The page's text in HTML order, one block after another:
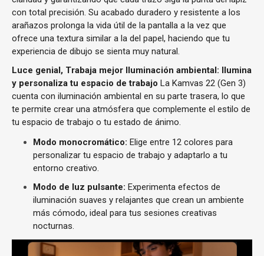
con total precisión. Su acabado duradero y resistente a los
arañazos prolonga la vida útil de la pantalla a la vez que
ofrece una textura similar a la del papel, haciendo que tu
experiencia de dibujo se sienta muy natural.
Luce genial, Trabaja mejor Iluminación ambiental: Ilumina
y personaliza tu espacio de trabajo La Kamvas 22 (Gen 3)
cuenta con iluminación ambiental en su parte trasera, lo que
te permite crear una atmósfera que complemente el estilo de
tu espacio de trabajo o tu estado de ánimo.
Modo monocromático: Elige entre 12 colores para
personalizar tu espacio de trabajo y adaptarlo a tu
entorno creativo.
Modo de luz pulsante: Experimenta efectos de
iluminación suaves y relajantes que crean un ambiente
más cómodo, ideal para tus sesiones creativas
nocturnas.